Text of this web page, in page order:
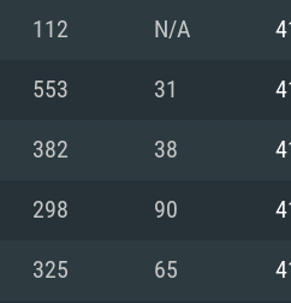
Linux
11 (64 bit)
또는 Ryzen 5 3600
11.0
Xeon 은 지원하지
64bit
112 N/A
553 31
382 38
298 90
325 65